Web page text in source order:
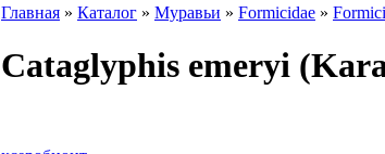
Главная » Каталог » Муравьи » Formicidae »
Cataglyphis emeryi